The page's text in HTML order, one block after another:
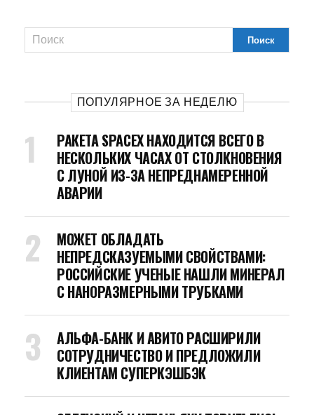
ПОПУЛЯРНОЕ ЗА НЕДЕЛЮ
РАКЕТА SPACEX НАХОДИТСЯ ВСЕГО В
НЕСКОЛЬКИХ ЧАСАХ ОТ СТОЛКНОВЕНИЯ
С ЛУНОЙ ИЗ-ЗА НЕПРЕДНАМЕРЕННОЙ
АВАРИИ
МОЖЕТ ОБЛАДАТЬ
НЕПРЕДСКАЗУЕМЫМИ СВОЙСТВАМИ:
РОССИЙСКИЕ УЧЕНЫЕ НАШЛИ МИНЕРАЛ
С НАНОРАЗМЕРНЫМИ ТРУБКАМИ
АЛЬФА-БАНК И АВИТО РАСШИРИЛИ
СОТРУДНИЧЕСТВО И ПРЕДЛОЖИЛИ
КЛИЕНТАМ СУПЕРКЭШБЭК